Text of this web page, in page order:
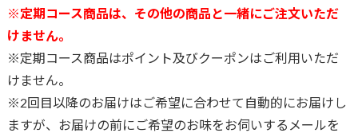
※定期コース商品は、その他の商品と一緒にご注文いただ
けません。
※定期コース商品はポイント及びクーポンはご利用いただ
けません。
※2回目以降のお届けはご希望に合わせて自動的にお届けし
ますが、お届けの前にご希望のお味をお伺いするメールを